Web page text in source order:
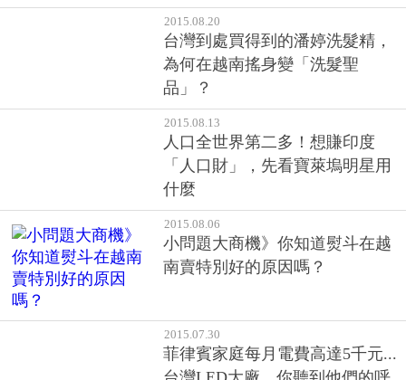
台灣到處買得到的潘婷洗髮精，
為何在越南搖身變「洗髮聖
品」？
2015.08.13
人口全世界第二多！想賺印度
「人口財」，先看寶萊塢明星用
什麼
2015.08.06
小問題大商機》你知道熨斗在越
南賣特別好的原因嗎？
2015.07.30
喚了嗎？
2015.07.23